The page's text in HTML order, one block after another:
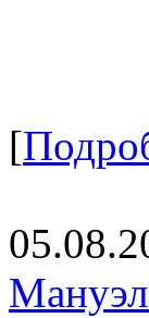
[